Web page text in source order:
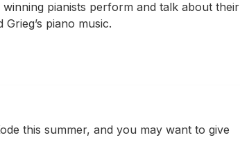
pianists perform and talk about their
piano music.
this summer, and you may want to give